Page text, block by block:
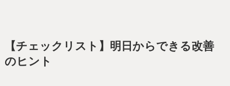
【チェックリスト】明日からできる改善
のヒント